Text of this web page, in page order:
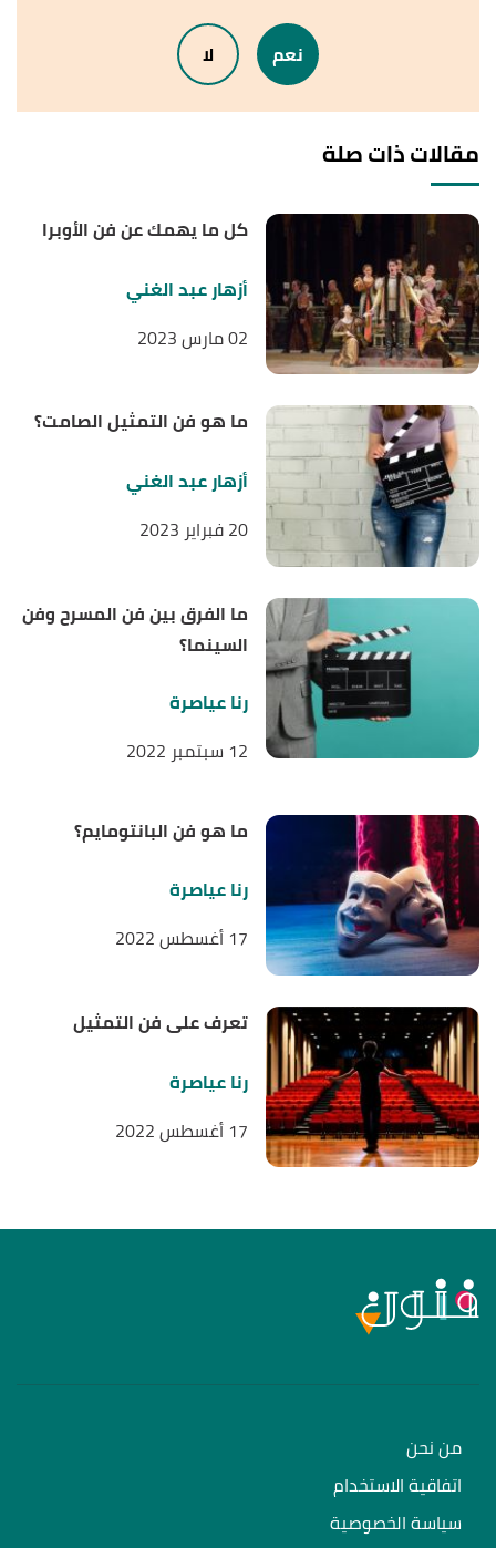
londontheatredirect, Retrieved 22/11/2021. Edited.
"The 12 most important elements of the Theater
(and what they are for)",wellnessbeam, Retrieved
22/11/2021. Edited.
↑
"Different Types of Theater Art"
Retrieved 22/11/2021. Edited.
نعم لا
مقالات ذات صلة
كل ما يهمك عن فن الأوبرا
أزهار عبد الغني
02 مارس 2023
ما هو فن التمثيل الصامت؟
أزهار عبد الغني
20 فبراير 2023
ما الفرق بين فن المسرح وفن
السينما؟
رنا عياصرة
12 سبتمبر 2022
ما هو فن البانتومايم؟
رنا عياصرة
17 أغسطس 2022
تعرف على فن التمثيل
رنا عياصرة
17 أغسطس 2022
من نحن
اتفاقية الاستخدام
سياسة الخصوصية